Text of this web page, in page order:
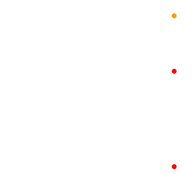
●
●
●